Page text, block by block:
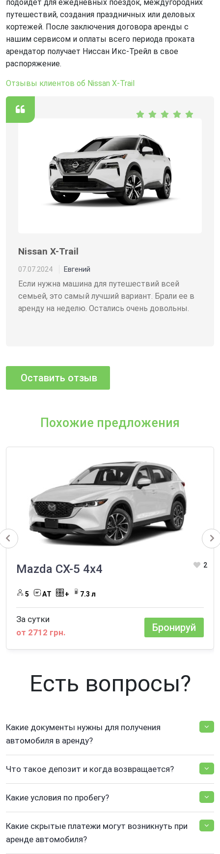
подойдет для ежедневных поездок, междугородних
путешествий, создания праздничных или деловых
кортежей. После заключения договора аренды с
нашим сервисом и оплаты всего периода проката
арендатор получает Ниссан Икс-Трейл в свое
распоряжение.
Отзывы клиентов об Nissan X-Trail
Nissan X-Trail
07.07.2024 Евгений
Если нужна машина для путешествий всей
семьей, это самый лучший вариант. Брали ее в
аренду на неделю. Остались очень довольны.
Похожие предложения
Mazda CX-5 4х4 2
5 AТ + 7.3 л
За сутки
от 2712 грн.
Бронируй
Есть вопросы?
Какие документы нужны для получения
автомобиля в аренду?
Что такое депозит и когда возвращается?
Какие условия по пробегу?
Какие скрытые платежи могут возникнуть при
аренде автомобиля?